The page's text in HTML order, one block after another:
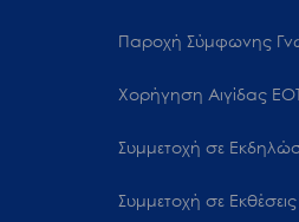
Παροχή Σύμφωνης
Χορήγηση Αιγίδας
Συμμετοχή σε
Συμμετοχή σε Εκθέσεις